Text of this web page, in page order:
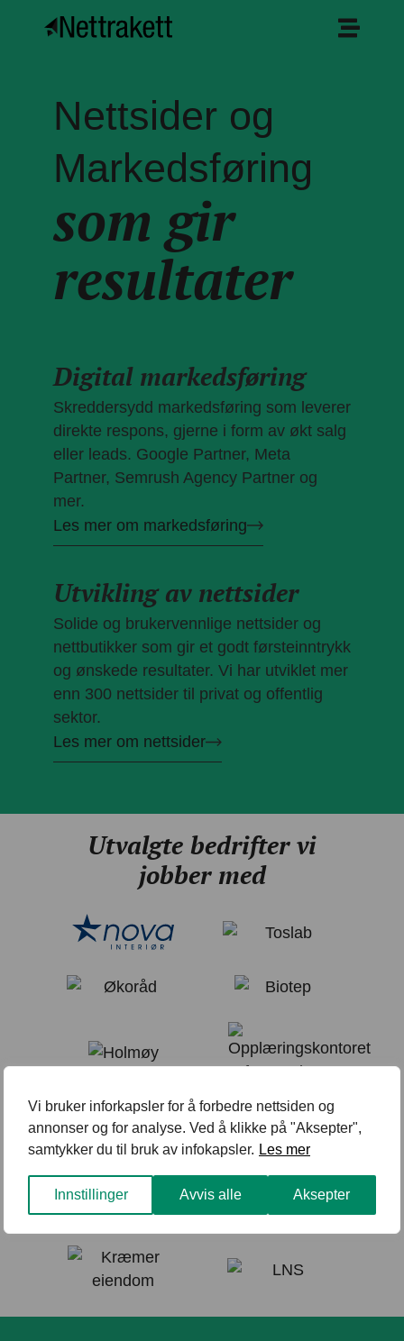
Vi bruker inforkapsler for å forbedre nettsiden og
annonser og for analyse. Ved å klikke på "Aksepter",
samtykker du til bruk av infokapsler. Les mer
Innstillinger Avvis alle Aksepter
Nettsider og
Markedsføring
som gir
resultater
Digital markedsføring
Skreddersydd markedsføring som leverer
direkte respons, gjerne i form av økt salg
eller leads. Google Partner, Meta
Partner, Semrush Agency Partner og
mer.
Les mer om markedsføring
Utvikling av nettsider
Solide og brukervennlige nettsider og
nettbutikker som gir et godt førsteinntrykk
og ønskede resultater. Vi har utviklet mer
enn 300 nettsider til privat og offentlig
sektor.
Les mer om nettsider
Utvalgte bedrifter vi
jobber med